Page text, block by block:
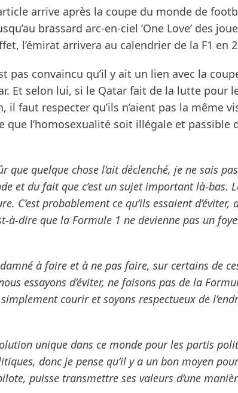
arrive après la coupe du monde de
brassard arc-en-ciel ’One Love’ des
l’émirat arrivera au calendrier de la F1 en
pas convaincu qu’il y ait un lien avec la
Et selon lui, si le Qatar fait de la lutte pour
il faut respecter qu’ils n’aient pas la même
que l’homosexualité soit illégale et passible
que quelque chose l’ait déclenché, je ne sais
et du fait que c’est un sujet important là-bas.
C’est probablement ce qu’ils essaient d’éviter,
à-dire que la Formule 1 ne devienne pas un
à faire et à ne pas faire, sur certains de
essayons d’éviter, ne faisons pas de la
courir et soyons respectueux de
unique dans ce monde pour les partis
donc je pense qu’il y a un bon moyen
puisse transmettre ses valeurs d’une